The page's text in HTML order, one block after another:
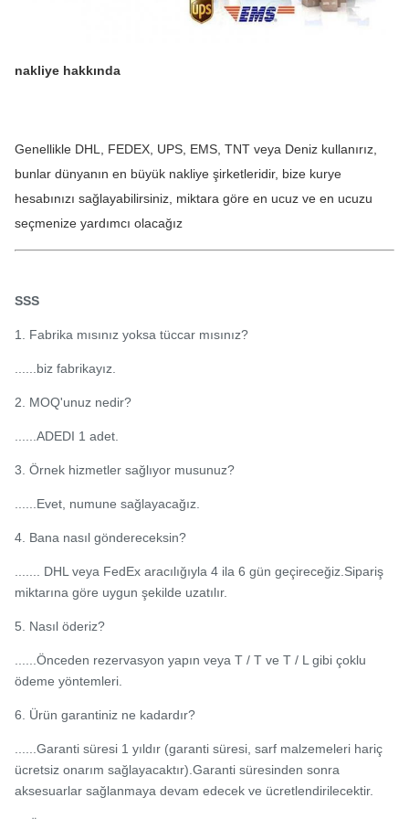
nakliye hakkında
Genellikle DHL, FEDEX, UPS, EMS, TNT veya Deniz kullanırız,
bunlar dünyanın en büyük nakliye şirketleridir, bize kurye
hesabınızı sağlayabilirsiniz, miktara göre en ucuz ve en ucuzu
seçmenize yardımcı olacağız
SSS
1. Fabrika mısınız yoksa tüccar mısınız?
......biz fabrikayız.
2. MOQ'unuz nedir?
......ADEDI 1 adet.
3. Örnek hizmetler sağlıyor musunuz?
......Evet, numune sağlayacağız.
4. Bana nasıl göndereceksin?
....... DHL veya FedEx aracılığıyla 4 ila 6 gün geçireceğiz.Sipariş
miktarına göre uygun şekilde uzatılır.
5. Nasıl öderiz?
......Önceden rezervasyon yapın veya T / T ve T / L gibi çoklu
ödeme yöntemleri.
6. Ürün garantiniz ne kadardır?
......Garanti süresi 1 yıldır (garanti süresi, sarf malzemeleri hariç
ücretsiz onarım sağlayacaktır).Garanti süresinden sonra
aksesuarlar sağlanmaya devam edecek ve ücretlendirilecektir.